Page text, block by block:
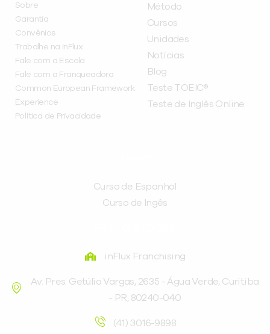
Sobre
Garantia
Convênios
Trabalhe na inFlux
Fale com a Escola
Fale com a Franqueadora
Common European Framework
Experience
Política de Privacidade
Método
Cursos
Unidades
Notícias
Blog
Teste TOEIC®
Teste de Inglês Online
Curso de Espanhol
Curso de Ingês
inFlux Franchising
Av. Pres. Getúlio Vargas, 2635 - Água Verde, Curitiba
- PR, 80240-040
(41) 3016-9898